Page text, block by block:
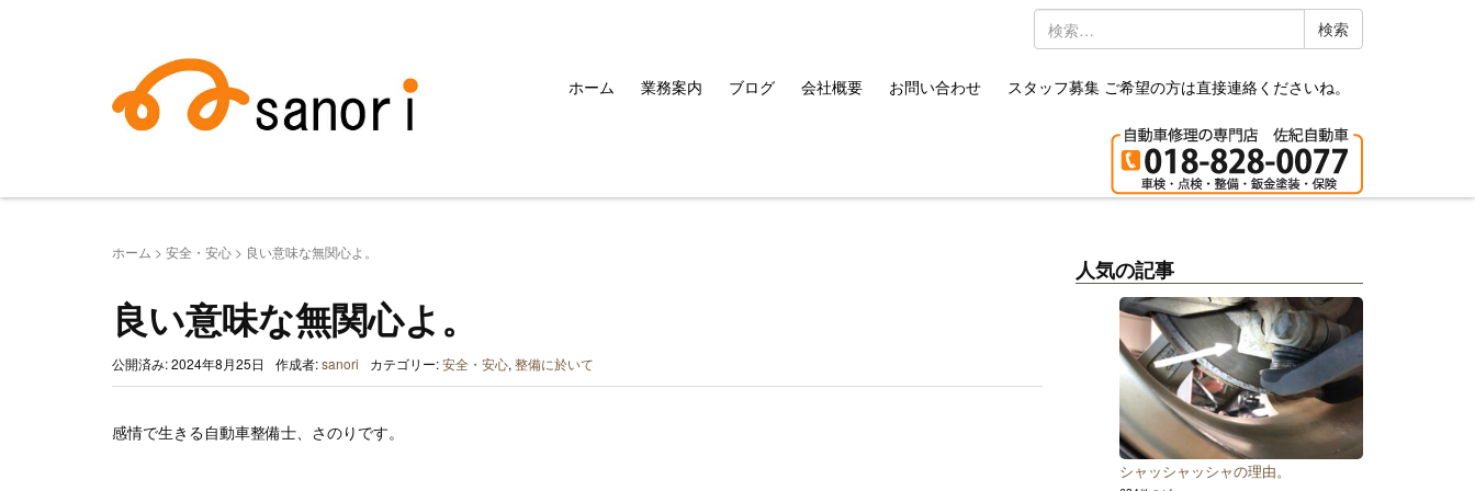
索:
ホーム
業務案内 ブログ 会社概要 お問い合わせ スタッフ募集 ご希望の方は直接連絡くださいね。
ホーム > 安全・安心 > 良い意味な無関心よ。
良い意味な無関心よ。
公開済み: 2024年8月25日 作成者:sanori カテゴリー:安全・安心, 整備に於いて
感情で生きる自動車整備士、さのりです。
人気の記事
シャッシャッシャの理由。